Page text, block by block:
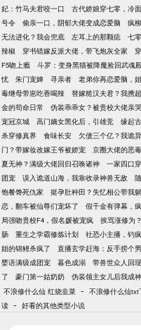
妃：竹马夫君咬一口
古代娇娘穿七零，冷
号令
偷亲一口，阴郁大佬变成恋爱脑 疯
无法进化？我会兜底
左耳上的那颗痣 七
辣椒
穿书错嫁反派大佬，带飞炮灰全家
F5吻上瘾
斗罗：变身黑猫被降魔捡回武魂
忧
朱门宠婢 寻亲者 老弟你再恋爱脑，
毒继母带崽吃香喝辣
替嫁糙汉夫君？我携
金的苟命日常
伪装乖乖女？被贵校大佬亲
宠冠京城
高门嫡女黑化后，引雄竞 缘起
杀穿修真界
食味长安 欠债三个亿？我诡
门？带嫁妆改嫁王爷被娇宠
京圈大佬的恶
夏无神？满级大佬回归召唤诸神
一家四口
团宠
误入诡道山海，我靠收录神兽无敌
饱餐馋死仇家
挺孕肚种田？失忆相公带我躺
恋，翻车被仙尊们宠坏了
假千金有弹幕，
局强吻贵校F4，假名媛被宠疯
挨骂涨修为
肠
重生之学霸修炼计划 社恐小主播，钓
姐的锦鲤杀疯了
直播玄学赶海：反手捞个
婴语满级成团宠
暮色成溺 带兽世众人回
了
豪门第一姑奶奶
伪装领主女儿后我成
不浪修什么仙 红烧韭菜 - 不浪修什么仙txt
读 - 好看的其他类型小说